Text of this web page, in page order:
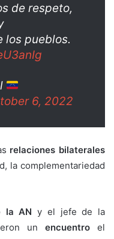
de respeto,
los pueblos.
6, 2022
relaciones bilaterales
la complementariedad
la AN y el jefe de la
un encuentro el